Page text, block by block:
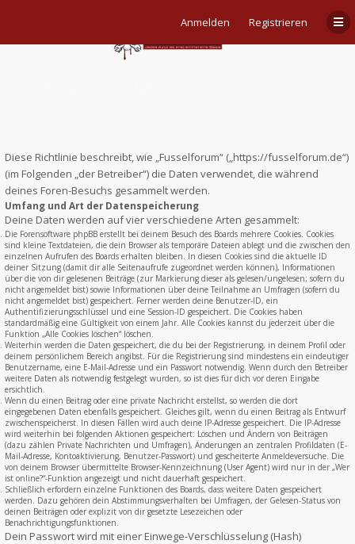
Anmelden Registrieren
Diese Richtlinie beschreibt, wie „Fusselforum“ („https://fusselforum.de“)
(im Folgenden „der Betreiber“) die Daten verwendet, die während
deines Foren-Besuchs gesammelt werden.
Umfang und Art der Datenspeicherung
Deine Daten werden auf vier verschiedene Arten gesammelt:
Die Forensoftware phpBB erstellt bei deinem Besuch des Boards mehrere Cookies. Cookies
sind kleine Textdateien, die dein Browser als temporäre Dateien ablegt und die zwischen den
einzelnen Aufrufen des Boards erhalten bleiben. In diesen Cookies sind die aktuelle ID
deiner Sitzung (damit dir alle Seitenaufrufe zugeordnet werden können), Informationen
über die von dir gelesenen Beiträge (zur Markierung dieser als gelesen/ungelesen; sofern du
nicht angemeldet bist) sowie Informationen über deine Teilnahme an Umfragen (sofern du
nicht angemeldet bist) gespeichert. Ferner werden deine Benutzer-ID, ein
Authentifizierungsschlüssel und eine Session-ID gespeichert. Die Cookies haben
standardmäßig eine Gültigkeit von einem Jahr. Alle Cookies kannst du jederzeit über die
Funktion „Alle Cookies löschen“ löschen.
Weiterhin werden die Daten gespeichert, die du bei der Registrierung, in deinem Profil oder
deinem persönlichem Bereich angibst. Für die Registrierung sind mindestens ein eindeutiger
Benutzername, eine E-Mail-Adresse und ein Passwort notwendig. Wenn durch den Betreiber
weitere Daten als notwendig festgelegt wurden, so ist dies für dich vor deren Eingabe
ersichtlich.
Wenn du einen Beitrag oder eine private Nachricht erstellst, so werden die dort
eingegebenen Daten ebenfalls gespeichert. Gleiches gilt, wenn du einen Beitrag als Entwurf
zwischenspeicherst. In diesen Fällen wird auch deine IP-Adresse gespeichert. Die IP-Adresse
wird weiterhin bei folgenden Aktionen gespeichert: Löschen und Ändern von Beiträgen
(dazu zählen Private Nachrichten und Umfragen), Änderungen an zentralen Profildaten (E-
Mail-Adresse, Kontoaktivierung, Benutzer-Passwort) und gescheiterte Anmeldeversuche. Die
von deinem Browser übermittelte Browser-Kennzeichnung (User Agent) wird nur in der „Wer
ist online?“-Funktion angezeigt und nicht dauerhaft gespeichert.
Schließlich erfordern einzelne Funktionen des Boards, dass weitere Daten gespeichert
werden. Dazu gehören dein Abstimmungsverhalten bei Umfragen, der Gelesen-Status von
deinen Beiträgen oder explizit von dir gesetzte Lesezeichen oder
Benachrichtigungsfunktionen.
Dein Passwort wird mit einer Einwege-Verschlüsselung (Hash)